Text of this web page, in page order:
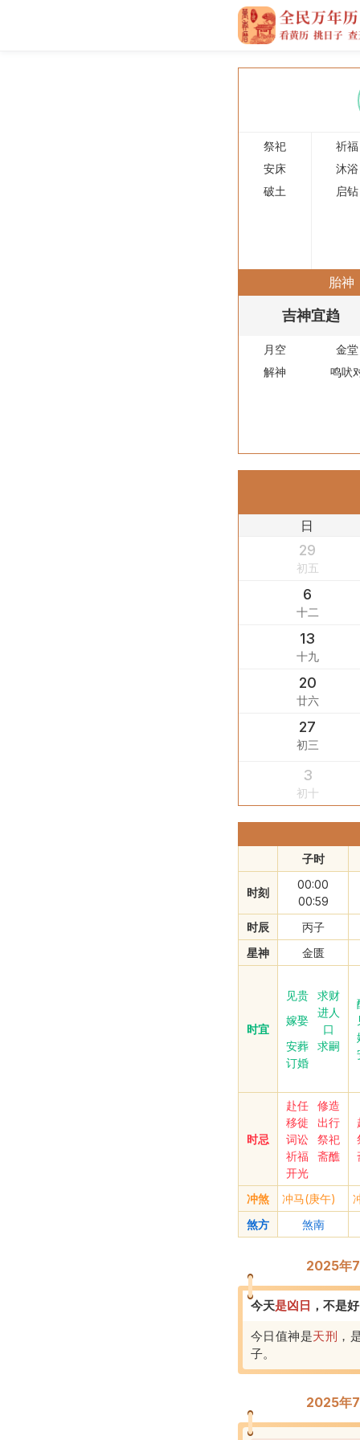
祭祀
祈福
安床
沐浴
破土
启钻
胎神
吉神宜趋
月空
金堂
解神
鸣吠
日
29
初五
6
十二
13
十九
20
廿六
27
初三
3
初十
子时
时刻
00:00
00:59
时辰
丙子
星神
金匮
时宜
见贵
求财
嫁娶
进人
口
安葬
求嗣
订婚
时忌
赴任
修造
移徙
出行
词讼
祭祀
祈福
斋醮
开光
冲煞 冲马(庚午)
煞方
煞南
2025年
今天是凶 日 ， 不是
今日值神是天刑 ，
子。
2025年